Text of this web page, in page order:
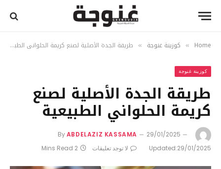
Home
» كوزينة غنوجة » طريقة الجدة الأصلية لصنع كريمة الحلواني الطبيعية
كوزينة غنوجة
طريقة الجدة الأصلية لصنع
كريمة الحلواني الطبيعية
ByABDELAZIZ KASSAMA
29/01/2025
Updated:29/01/2025 لا توجد تعليقات 2 Mins Read